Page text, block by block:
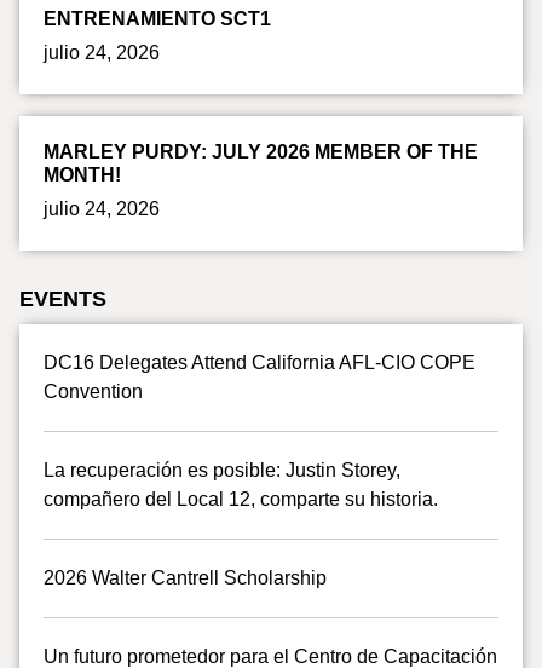
ENTRENAMIENTO SCT1
julio 24, 2026
MARLEY PURDY: JULY 2026 MEMBER OF THE
MONTH!
julio 24, 2026
EVENTS
DC16 Delegates Attend California AFL-CIO COPE
Convention
La recuperación es posible: Justin Storey,
compañero del Local 12, comparte su historia.
2026 Walter Cantrell Scholarship
Un futuro prometedor para el Centro de Capacitación